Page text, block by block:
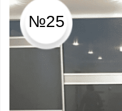
№25